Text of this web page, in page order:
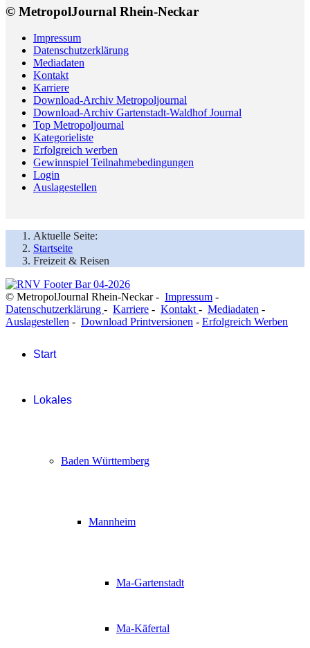
© MetropolJournal Rhein-Neckar
Impressum
Datenschutzerklärung
Mediadaten
Kontakt
Karriere
Download-Archiv Metropoljournal
Download-Archiv Gartenstadt-Waldhof Journal
Top Metropoljournal
Kategorieliste
Erfolgreich werben
Gewinnspiel Teilnahmebedingungen
Login
Auslagestellen
Aktuelle Seite:
Startseite
Freizeit & Reisen
© MetropolJournal Rhein-Neckar - Impressum -
Datenschutzerklärung - Karriere - Kontakt - Mediadaten -
Auslagestellen - Download Printversionen - Erfolgreich Werben
Start
Lokales
Baden Württemberg
Mannheim
Ma-Gartenstadt
Ma-Käfertal